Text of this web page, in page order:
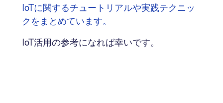
IoTに関するチュートリアルや実践テクニッ
クをまとめています。
IoT活用の参考になれば幸いです。